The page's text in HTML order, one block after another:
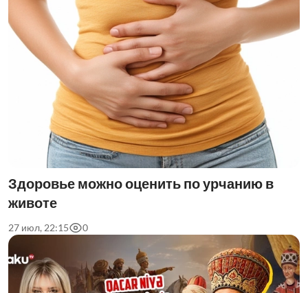
Здоровье можно оценить по урчанию в
животе
27 июл, 22:15 0